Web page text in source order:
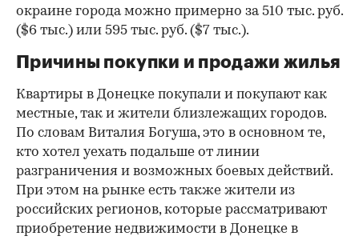
окраине города можно примерно за 510 тыс. руб.
($6 тыс.) или 595 тыс. руб. ($7 тыс.).
Причины покупки и продажи жилья
Квартиры в Донецке покупали и покупают как
местные, так и жители близлежащих городов.
По словам Виталия Богуша, это в основном те,
кто хотел уехать подальше от линии
разграничения и возможных боевых действий.
При этом на рынке есть также жители из
российских регионов, которые рассматривают
приобретение недвижимости в Донецке в